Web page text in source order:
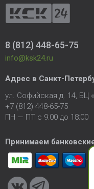
8 (812) 448-65-75
info@ksk24.ru
Адрес в Санкт-
ул. Софийская д. 14, БЦ
+7 (812) 448-65-75
ПН — ПТ с 9:00 до 18:00
Принимаем